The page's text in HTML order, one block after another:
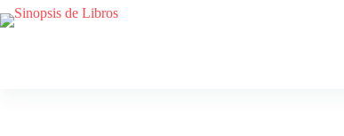
Saltar
al